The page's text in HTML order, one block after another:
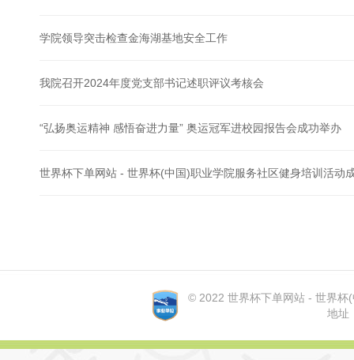
学院领导突击检查金海湖基地安全工作
我院召开2024年度党支部书记述职评议考核会
“弘扬奥运精神 感悟奋进力量” 奥运冠军进校园报告会成功举办
世界杯下单网站 - 世界杯(中国)职业学院服务社区健身培训活动
© 2022 世界杯下单网站 - 世界
地址